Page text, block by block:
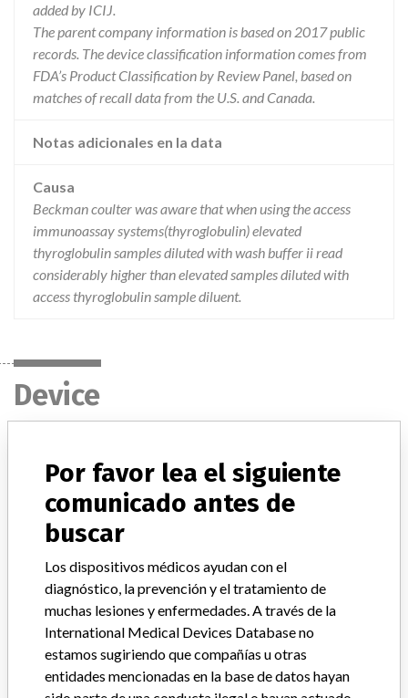
added by ICIJ.
The parent company information is based on 2017 public
records. The device classification information comes from
FDA’s Product Classification by Review Panel, based on
matches of recall data from the U.S. and Canada.
Notas adicionales en la data
Causa
Beckman coulter was aware that when using the access
immunoassay systems(thyroglobulin) elevated
thyroglobulin samples diluted with wash buffer ii read
considerably higher than elevated samples diluted with
access thyroglobulin sample diluent.
Device
UNICEL DXI 800 ACCESS IMMUNOASSAY
SYSTEM - THYROGLOBULIN ASSAY
Modelo / Serial
Descripción del producto
UNICEL DXI 800 ACCESS IMMUNOASSAY SYSTEM -
THYROGLOBULIN ASSAY
Manufacturer BECKMAN COULTER CANADA L.P.
Por favor lea el siguiente
comunicado antes de
buscar
Los dispositivos médicos ayudan con el
diagnóstico, la prevención y el tratamiento de
muchas lesiones y enfermedades. A través de la
International Medical Devices Database no
estamos sugiriendo que compañías u otras
entidades mencionadas en la base de datos hayan